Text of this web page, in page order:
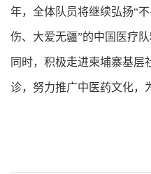
年，全体队员将继续弘扬“
伤、大爱无疆”的中国医疗
同时，积极走进柬埔寨基层
诊，努力推广中医药文化，